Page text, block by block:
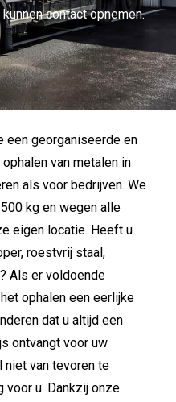
contact opnemen.
een georganiseerde en
van metalen in
als voor bedrijven. We
kg en wegen alle
eigen locatie. Heeft u
roestvrij staal,
Als er voldoende
ophalen een eerlijke
dat u altijd een
ontvangt voor uw
niet van tevoren te
voor u. Dankzij onze